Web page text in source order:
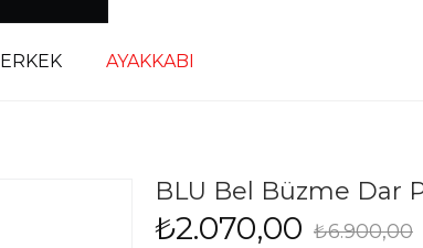
ERKEK AYAKKABI
BLU Bel Büzme Dar
₺6.900,00
₺2.070,00